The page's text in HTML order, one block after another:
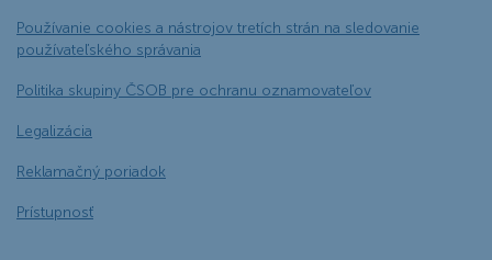
Používanie cookies a nástrojov tretích strán na sledovanie
používateľského správania
Politika skupiny ČSOB pre ochranu oznamovateľov
Legalizácia
Reklamačný poriadok
Prístupnosť